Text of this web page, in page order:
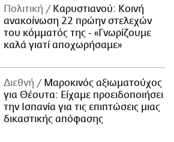
Πολιτική
Καρυστιανού: Κοινή
ανακοίνωση 22 πρώην στελεχών
του κόμματός της - «Γνωρίζουμε
καλά γιατί αποχωρήσαμε»
Διεθνή
Μαροκινός αξιωματούχος
για Θέουτα: Είχαμε προειδοποιήσει
την Ισπανία για τις επιπτώσεις μιας
δικαστικής απόφασης